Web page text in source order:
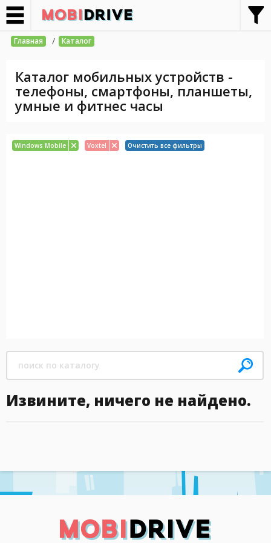
Главная / Каталог
Каталог мобильных устройств -
телефоны, смартфоны, планшеты,
умные и фитнес часы
Windows Mobile Voxtel Очистить все фильтры
Извините, ничего не найдено.